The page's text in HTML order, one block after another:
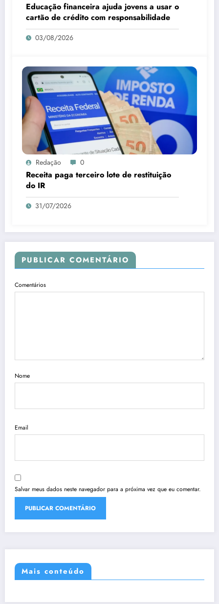
Educação financeira ajuda jovens a usar o
cartão de crédito com responsabilidade
03/08/2026
Redação 0
Receita paga terceiro lote de restituição
do IR
31/07/2026
PUBLICAR COMENTÁRIO
Comentários
Nome
Email
Salvar meus dados neste navegador para a próxima vez que eu comentar.
Mais conteúdo